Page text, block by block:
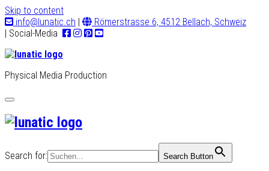
Skip to content
info@lunatic.ch |
Römerstrasse 6, 4512 Bellach, Schweiz
| Social-Media
Physical Media Production
Toggle
navigation
Search for: Search Button